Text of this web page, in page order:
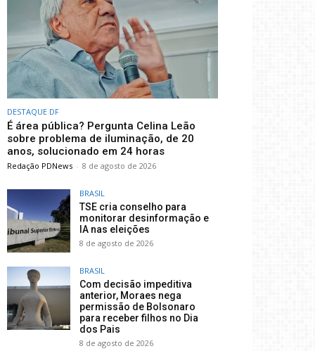
DESTAQUE DF
É área pública? Pergunta Celina Leão
sobre problema de iluminação, de 20
anos, solucionado em 24 horas
Redação PDNews - 8 de agosto de 2026
BRASIL
TSE cria conselho para
monitorar desinformação e
IA nas eleições
8 de agosto de 2026
BRASIL
Com decisão impeditiva
anterior, Moraes nega
permissão de Bolsonaro
para receber filhos no Dia
dos Pais
8 de agosto de 2026